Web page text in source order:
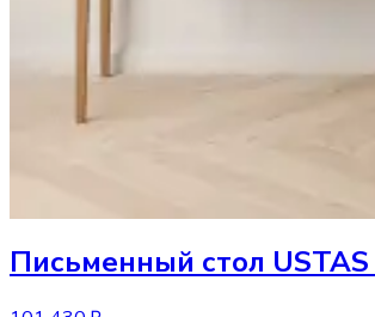
Письменный стол